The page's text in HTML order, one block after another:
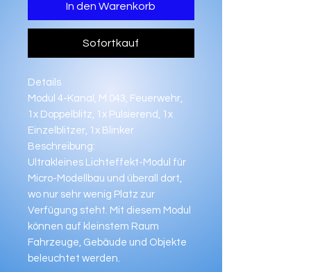
In den Warenkorb
Sofortkauf
Details
Modul 4-Kanal, M 043, Feuerwehr,
1x Doppelblitz, 1x Pulsierend, 1x
Einzelblitzer, 1x Blinker
Beschreibung:
Ultrakleines Lichteffekt-Modul für
Micro-Modellbau und überall dort,
wo nur sehr wenig Platz zur
Verfügung steht. Mit diesem Modul
können auf kleinstem Raum
Fahrzeuge, Gebäude und Objekte
beleuchtet werden.